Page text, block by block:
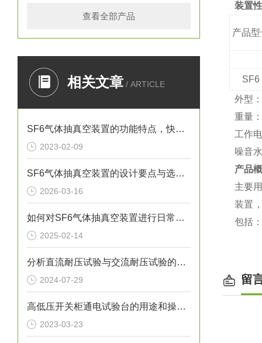
查看全部产品
相关文章 / ARTICLE
SF6气体抽真空装置的功能特点，快来看下吧
2023-02-09
SF6气体抽真空装置的设计要点与选型指南
2026-03-16
如何对SF6气体抽真空装置进行日常维护？
2025-02-14
分析直流耐压试验与交流耐压试验的优缺点
2024-07-29
高低压开关柜通电试验台的用途和操作流程
2023-03-23
装置
产品
SF6
外型
重量
工作
噪音
产品
主要
装置
包括
留